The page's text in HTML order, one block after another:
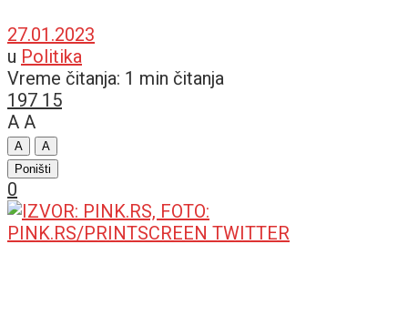
27.01.2023
u Politika
Vreme čitanja: 1 min čitanja
197 15
A A
A
A
Poništi
0